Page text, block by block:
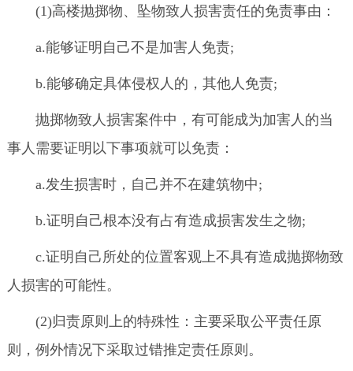
(1)高楼抛掷物、坠物致人损害责任的免责事由：
a.能够证明自己不是加害人免责;
b.能够确定具体侵权人的，其他人免责;
抛掷物致人损害案件中，有可能成为加害人的当
事人需要证明以下事项就可以免责：
a.发生损害时，自己并不在建筑物中;
b.证明自己根本没有占有造成损害发生之物;
c.证明自己所处的位置客观上不具有造成抛掷物致
人损害的可能性。
(2)归责原则上的特殊性：主要采取公平责任原
则，例外情况下采取过错推定责任原则。